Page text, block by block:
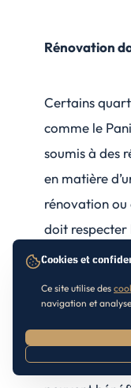
Rénovation
Certains
comme le
soumis à des
en matière
rénovation
doit respecter
architectes
Dispositifs
Les
Cookies et
Ce site utilise des
navigation et